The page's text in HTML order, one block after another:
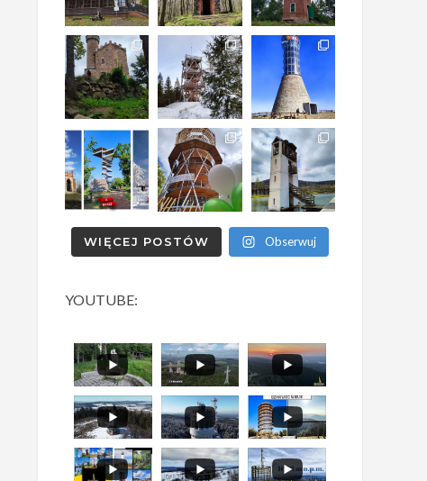
WIĘCEJ POSTÓW Obserwuj
YOUTUBE: